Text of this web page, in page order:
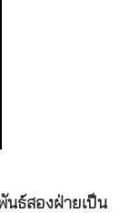
นธ์สองฝ่ายเป็น